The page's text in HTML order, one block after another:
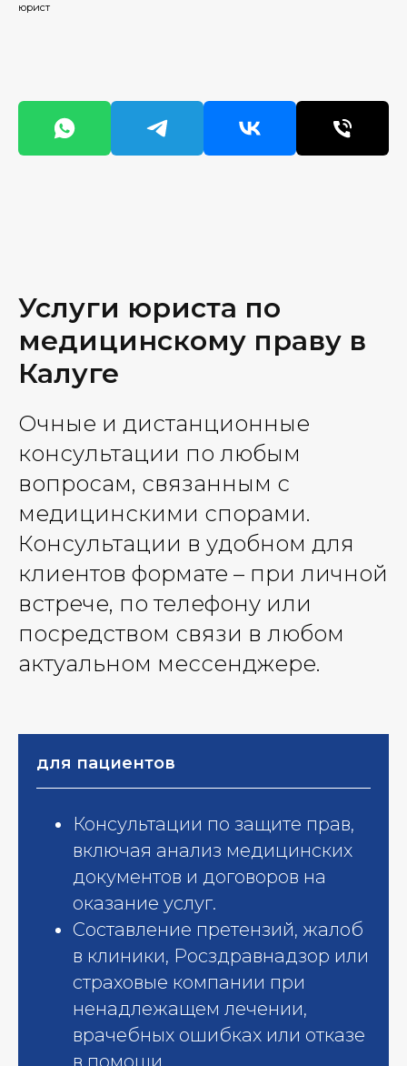
юрист
Услуги юриста по
медицинскому праву в
Калуге
Очные и дистанционные
консультации по любым
вопросам, связанным с
медицинскими спорами.
Консультации в удобном для
клиентов формате – при личной
встрече, по телефону или
посредством связи в любом
актуальном мессенджере.
для пациентов
Консультации по защите прав,
включая анализ медицинских
документов и договоров на
оказание услуг.​
Составление претензий, жалоб
в клиники, Росздравнадзор или
страховые компании при
ненадлежащем лечении,
врачебных ошибках или отказе
в помощи.​